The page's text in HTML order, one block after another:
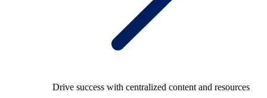
Drive success with centralized content and resources